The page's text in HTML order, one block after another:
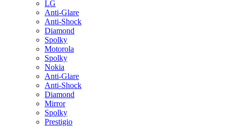
LG
Anti-Glare
Anti-Shock
Diamond
Spolky
Motorola
Spolky
Nokia
Anti-Glare
Anti-Shock
Diamond
Mirror
Spolky
Prestigio